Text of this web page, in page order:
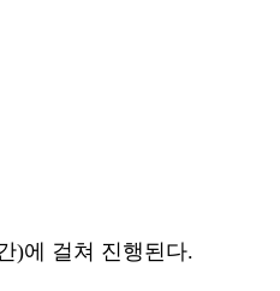
)에 걸쳐 진행된다.